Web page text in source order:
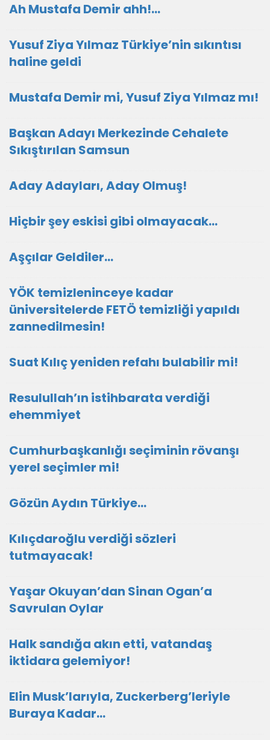
Ah Mustafa Demir ahh!…
Yusuf Ziya Yılmaz Türkiye’nin sıkıntısı
haline geldi
Mustafa Demir mi, Yusuf Ziya Yılmaz mı!
Başkan Adayı Merkezinde Cehalete
Sıkıştırılan Samsun
Aday Adayları, Aday Olmuş!
Hiçbir şey eskisi gibi olmayacak…
Aşçılar Geldiler…
YÖK temizleninceye kadar
üniversitelerde FETÖ temizliği yapıldı
zannedilmesin!
Suat Kılıç yeniden refahı bulabilir mi!
Resulullah’ın istihbarata verdiği
ehemmiyet
Cumhurbaşkanlığı seçiminin rövanşı
yerel seçimler mi!
Gözün Aydın Türkiye…
Kılıçdaroğlu verdiği sözleri
tutmayacak!
Yaşar Okuyan’dan Sinan Ogan’a
Savrulan Oylar
Halk sandığa akın etti, vatandaş
iktidara gelemiyor!
Elin Musk’larıyla, Zuckerberg’leriyle
Buraya Kadar…